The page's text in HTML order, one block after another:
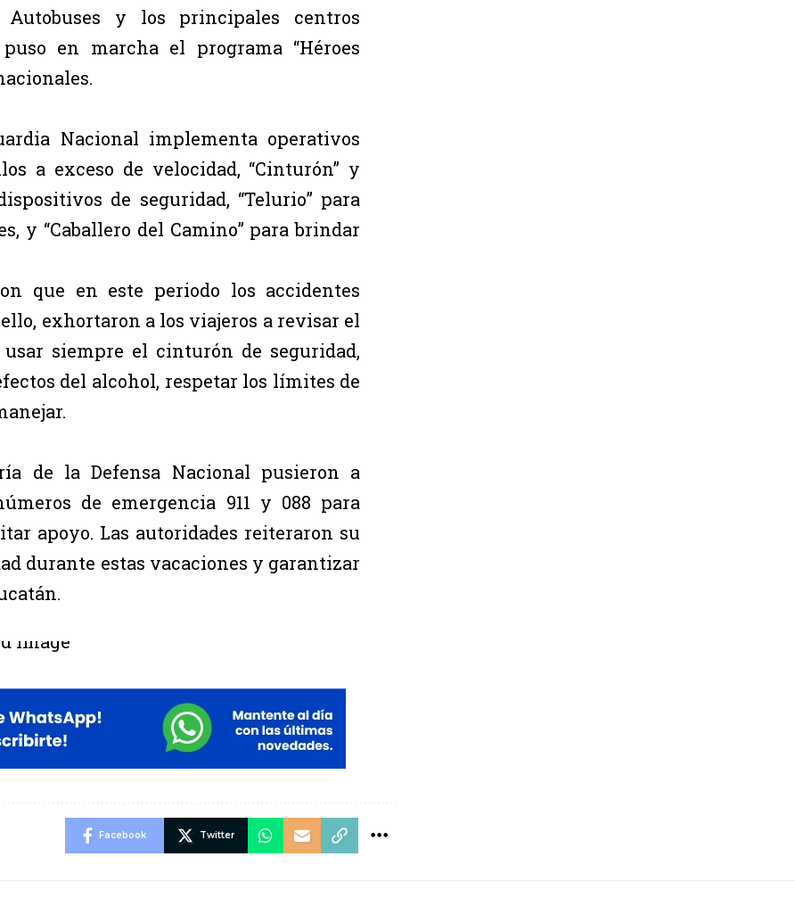
Autobuses y los principales centros
en marcha el programa “Héroes
Nacional implementa operativos
a exceso de velocidad, “Cinturón” y
de seguridad, “Telurio” para
y “Caballero del Camino” para brindar
que en este periodo los accidentes
exhortaron a los viajeros a revisar el
siempre el cinturón de seguridad,
del alcohol, respetar los límites de
de la Defensa Nacional pusieron a
de emergencia 911 y 088 para
apoyo. Las autoridades reiteraron su
durante estas vacaciones y garantizar
Facebook Twitter